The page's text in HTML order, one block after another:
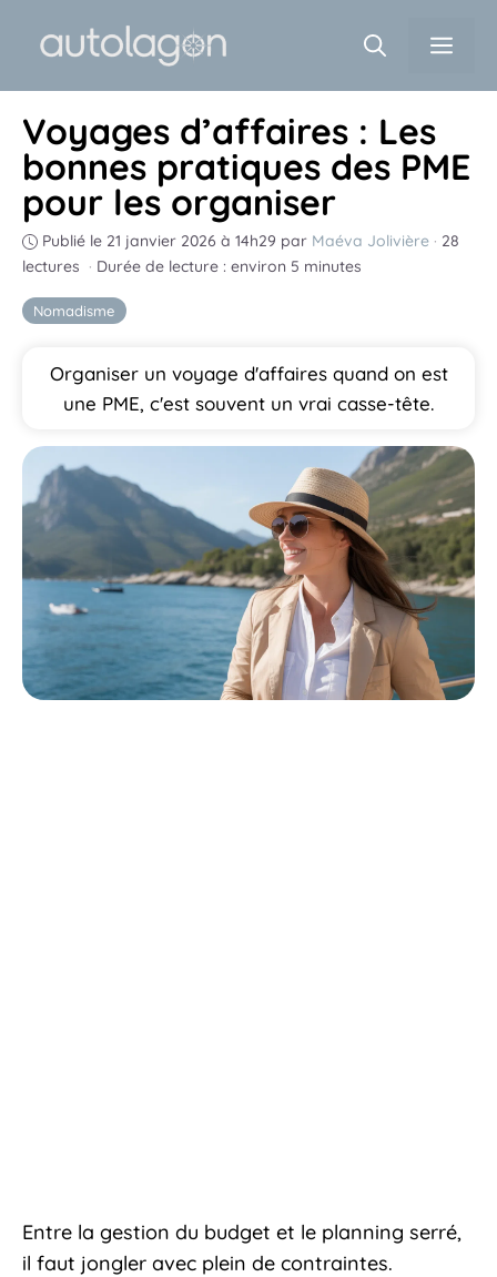
Nomadisme
Voyages d’affaires : Les
bonnes pratiques des PME
pour les organiser
Publié le 21 janvier 2026 à 14h29 par Maéva Jolivière · 28
lectures · Durée de lecture : environ 5 minutes
Organiser un voyage d'affaires quand on est
une PME, c'est souvent un vrai casse-tête.
Entre la gestion du budget et le planning serré,
il faut jongler avec plein de contraintes.